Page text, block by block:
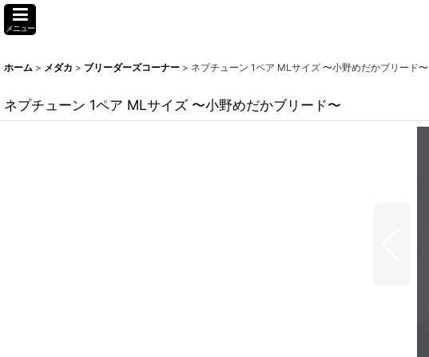
メニュー
ホーム > メダカ > ブリーダーズコーナー > ネプチューン 1ペア MLサイズ 〜小野めだかブリード〜
ネプチューン 1ペア MLサイズ 〜小野めだかブリード〜